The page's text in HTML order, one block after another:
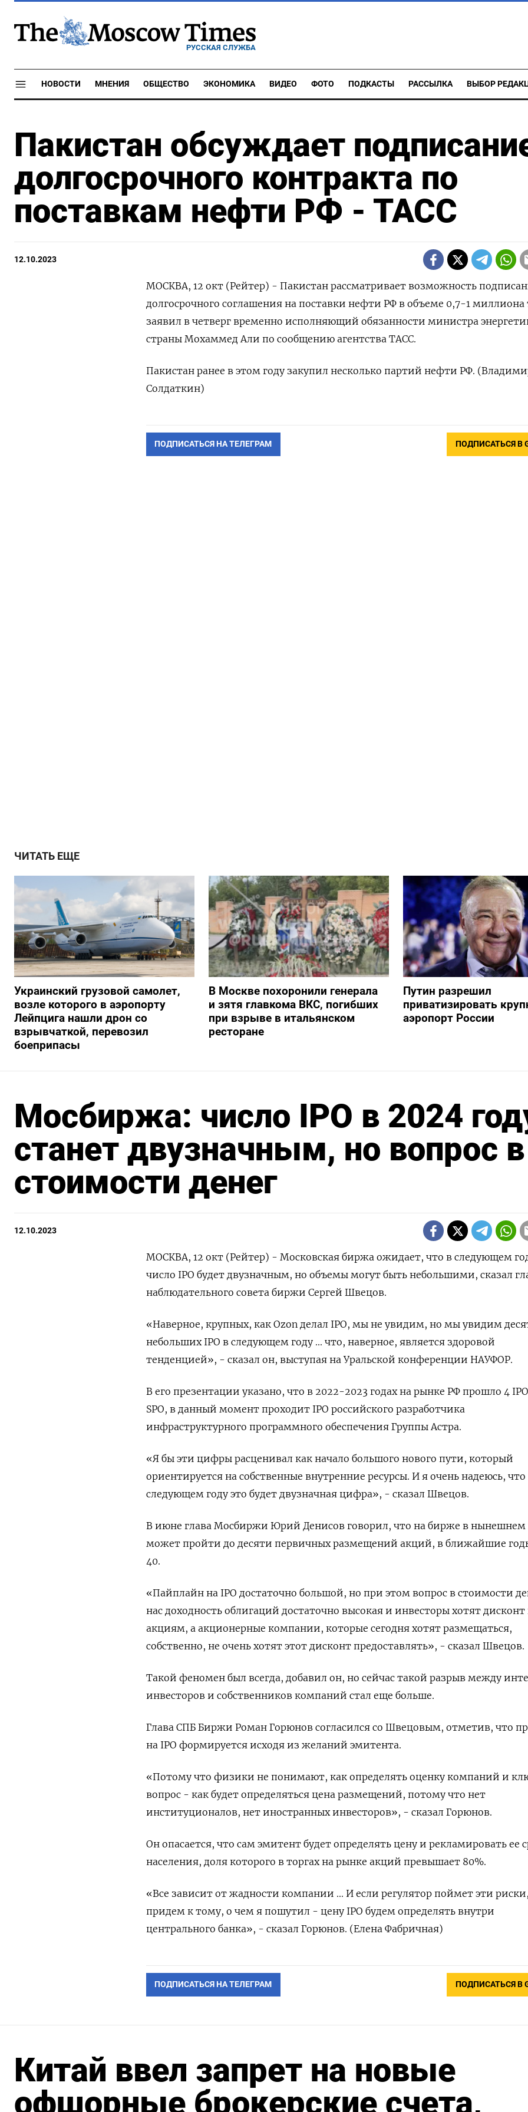
РУССКАЯ СЛУЖБА
НОВОСТИ МНЕНИЯ ОБЩЕСТВО ЭКОНОМИКА ВИДЕО ФОТО ПОДКАСТЫ РАССЫЛКА ВЫБОР
Пакистан обсуждает
долгосрочного контракта по
поставкам нефти РФ - ТАСС
12.10.2023
МОСКВА, 12 окт (Рейтер) - Пакистан рассматривает возможность
долгосрочного соглашения на поставки нефти РФ в объеме 0,7-1 миллиона
заявил в четверг временно исполняющий обязанности министра
страны Мохаммед Али по сообщению агентства ТАСС.
Пакистан ранее в этом году закупил несколько партий нефти РФ.
Солдаткин)
ПОДПИСАТЬСЯ НА ТЕЛЕГРАМ ПОДПИСАТЬСЯ В
ЧИТАТЬ ЕЩЕ
Украинский грузовой самолет,
возле которого в аэропорту
Лейпцига нашли дрон со
взрывчаткой, перевозил
боеприпасы
В Москве похоронили генерала
и зятя главкома ВКС, погибших
при взрыве в итальянском
ресторане
Путин разрешил
приватизировать
аэропорт России
Мосбиржа: число IPO в 2024
станет двузначным, но вопрос в
стоимости денег
12.10.2023
МОСКВА, 12 окт (Рейтер) - Московская биржа ожидает, что в следующем
число IPO будет двузначным, но объемы могут быть небольшими, сказал
наблюдательного совета биржи Сергей Швецов.
«Наверное, крупных, как Ozon делал IPO, мы не увидим, но мы увидим
небольших IPO в следующем году ... что, наверное, является здоровой
тенденцией», - сказал он, выступая на Уральской конференции НАУФОР.
В его презентации указано, что в 2022-2023 годах на рынке РФ прошло 4
SPO, в данный момент проходит IPO российского разработчика
инфраструктурного программного обеспечения Группы Астра.
«Я бы эти цифры расценивал как начало большого нового пути, который
ориентируется на собственные внутренние ресурсы. И я очень надеюсь, что
следующем году это будет двузначная цифра», - сказал Швецов.
В июне глава Мосбиржи Юрий Денисов говорил, что на бирже в нынешнем
может пройти до десяти первичных размещений акций, в ближайшие
40.
«Пайплайн на IPO достаточно большой, но при этом вопрос в стоимости
нас доходность облигаций достаточно высокая и инвесторы хотят дисконт
акциям, а акционерные компании, которые сегодня хотят размещаться,
собственно, не очень хотят этот дисконт предоставлять», - сказал Швецов.
Такой феномен был всегда, добавил он, но сейчас такой разрыв между
инвесторов и собственников компаний стал еще больше.
Глава СПБ Биржи Роман Горюнов согласился со Швецовым, отметив, что
на IPO формируется исходя из желаний эмитента.
«Потому что физики не понимают, как определять оценку компаний и
вопрос - как будет определяться цена размещений, потому что нет
институционалов, нет иностранных инвесторов», - сказал Горюнов.
Он опасается, что сам эмитент будет определять цену и рекламировать ее
населения, доля которого в торгах на рынке акций превышает 80%.
«Все зависит от жадности компании ... И если регулятор поймет эти
придем к тому, о чем я пошутил - цену IPO будем определять внутри
центрального банка», - сказал Горюнов. (Елена Фабричная)
ПОДПИСАТЬСЯ НА ТЕЛЕГРАМ ПОДПИСАТЬСЯ В
Китай ввел запрет на новые
офшорные брокерские счета,